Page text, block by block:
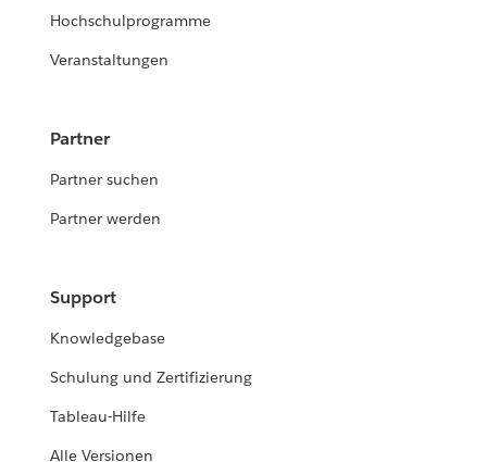
Hochschulprogramme
Veranstaltungen
Partner
Partner suchen
Partner werden
Support
Knowledgebase
Schulung und Zertifizierung
Tableau-Hilfe
Alle Versionen